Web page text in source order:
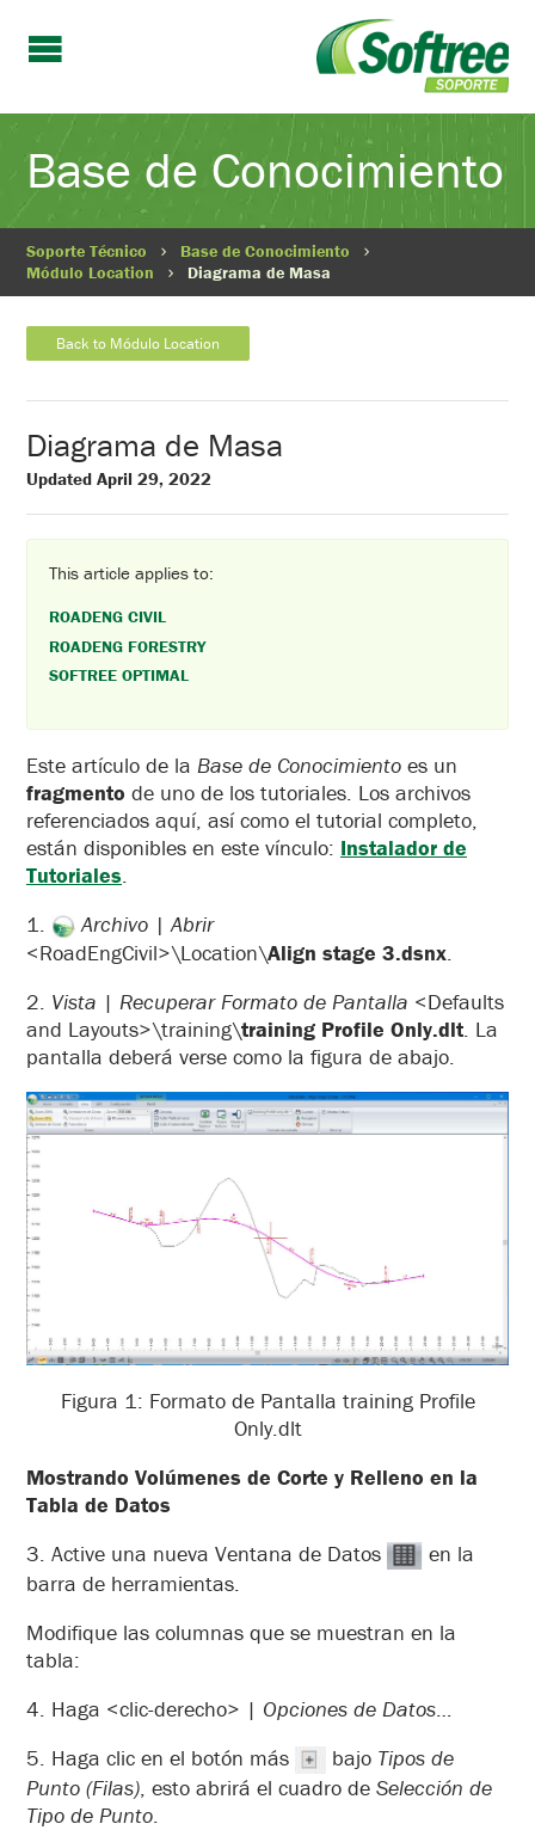
Base de Conocimiento
Soporte Técnico
Base de Conocimiento
Módulo Location
Diagrama de Masa
Back to Módulo Location
Diagrama de Masa
Updated April 29, 2022
This article applies to:
ROADENG CIVIL
ROADENG FORESTRY
SOFTREE OPTIMAL
Este artículo de la Base de Conocimiento es un
fragmento de uno de los tutoriales. Los archivos
referenciados aquí, así como el tutorial completo,
están disponibles en este vínculo: Instalador de
Tutoriales.
1.
Archivo | Abrir
<RoadEngCivil>\Location\Align stage 3.dsnx.
2. Vista | Recuperar Formato de Pantalla <Defaults
and Layouts>\training\training Profile Only.dlt. La
pantalla deberá verse como la figura de abajo.
Figura 1: Formato de Pantalla training Profile
Only.dlt
Mostrando Volúmenes de Corte y Relleno en la
Tabla de Datos
3. Active una nueva Ventana de Datos
en la
barra de herramientas.
Modifique las columnas que se muestran en la
tabla:
4. Haga <clic-derecho> | Opciones de Datos
5. Haga clic en el botón más
bajo Tipos de
Punto (Filas), esto abrirá el cuadro de Selección de
Tipo de Punto.